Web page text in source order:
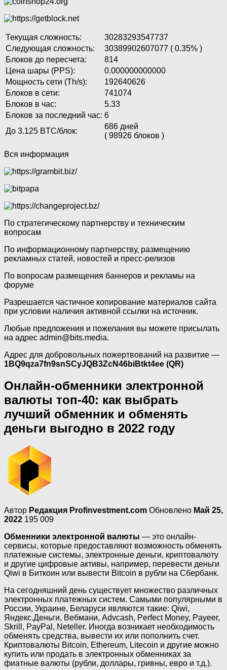
Текущая сложность:
30283293547737
Следующая сложность:
30389902607077 ( 0.35% )
Блоков до пересчета:
814
Цена шары (PPS):
0.000000000000
Мощность сети (Th/s):
192640626
Блоков в сети:
741074
Блоков в час:
5.33
Блоков за последний час: 6
До 3.125 BTC/блок:
686 дней
( 98926 блоков )
Вся информация
По стратегическому партнерству и техническим
вопросам
По информационному партнерству, размещению
рекламных статей, новостей и пресс-релизов
По вопросам размещения баннеров и рекламы на
форуме
Разрешается частичное копирование материалов сайта
при условии наличия активной ссылки на источник.
Любые предложения и пожелания вы можете присылать
на адрес admin@bits.media.
Адрес для добровольных пожертвований на развитие —
1BQ9qza7fn9snSCyJQB3ZcN46biBtkt4ee (QR)
Онлайн-обменники электронной
валюты топ-40: как выбрать
лучший обменник и обменять
деньги выгодно в 2022 году
Автор Редакция Profinvestment.com Обновлено Май 25,
2022 195 009
Обменники электронной валюты — это онлайн-
сервисы, которые предоставляют возможность обменять
платежные системы, электронные деньги, криптовалюту
и другие цифровые активы, например, перевести деньги
Qiwi в Биткоин или вывести Bitcoin в рубли на Сбербанк.
На сегодняшний день существует множество различных
электронных платежных систем. Самыми популярными в
России, Украине, Беларуси являются такие: Qiwi,
Яндекс.Деньги, Вебмани, Advcash, Perfect Money, Payeer,
Skrill, PayPal, Neteller. Иногда возникает необходимость
обменять средства, вывести их или пополнить счет.
Криптовалюты Bitcoin, Ethereum, Litecoin и другие можно
купить или продать в электронных обменниках за
фиатные валюты (рубли, доллары, гривны, евро и т.д.).